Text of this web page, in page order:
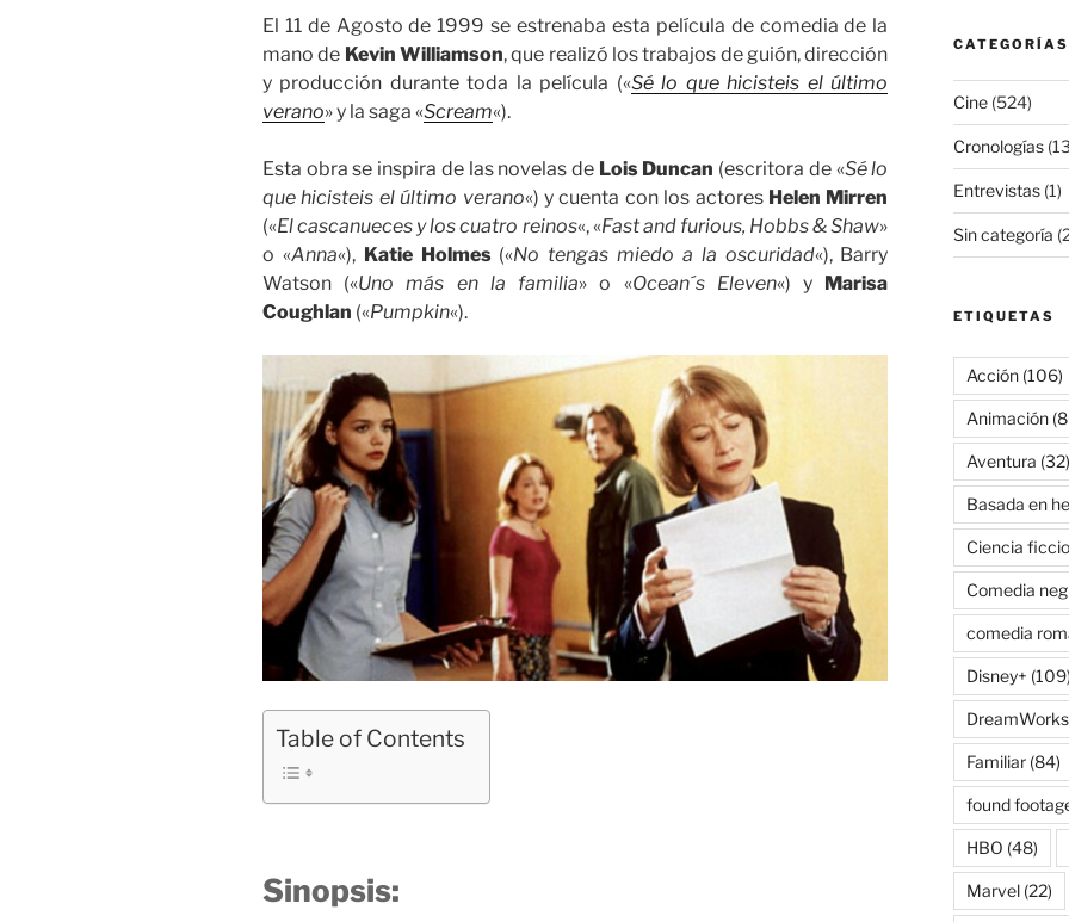
El 11 de Agosto de 1999 se estrenaba esta película de comedia de la
mano de Kevin Williamson, que realizó los trabajos de guión, dirección
y producción durante toda la película («Sé lo que hicisteis el último
verano» y la saga «Scream«).
Esta obra se inspira de las novelas de Lois Duncan (escritora de «Sé lo
que hicisteis el último verano«) y cuenta con los actores Helen Mirren
(«El cascanueces y los cuatro reinos«, «Fast and furious, Hobbs & Shaw»
o «Anna«), Katie Holmes(«No tengas miedo a la oscuridad«), Barry
Watson («Uno más en la familia» o «Ocean´s Eleven«) y Marisa
Coughlan («Pumpkin«).
Table of Contents
Sinopsis:
CATEGORÍAS
Cine(524)
Cronologías
Entrevistas(1)
Sin categoría
ETIQUETAS
Acción(106)
Animación
Aventura (32)
Basada en
Ciencia
Comedia
comedia
Disney+ (109)
DreamWorks
Familiar(84)
found
HBO (48)
Marvel(22)